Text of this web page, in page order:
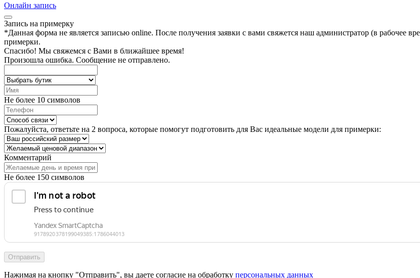
Онлайн запись
Запись на примерку
*Данная форма не является записью online. После получения заявки с вами свяжется наш администратор (в рабочее
примерки.
Спасибо! Мы свяжемся с Вами в ближайшее время!
Произошла ошибка. Сообщение не отправлено.
Не более 10 символов
Пожалуйста, ответьте на 2 вопроса, которые помогут подготовить для Вас идеальные модели для примерки:
Комментарий
Не более 150 символов
Отправить
Нажимая на кнопку "Отправить", вы даете согласие на обработку персональных данных